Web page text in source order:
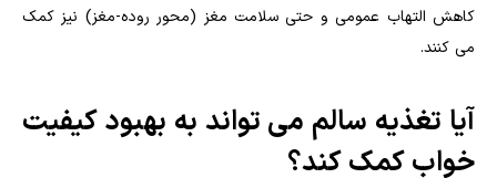
کاهش التهاب عمومی و حتی سلامت مغز (محور روده-مغز) نیز کمک
می کنند.
آیا تغذیه سالم می تواند به بهبود کیفیت
خواب کمک کند؟